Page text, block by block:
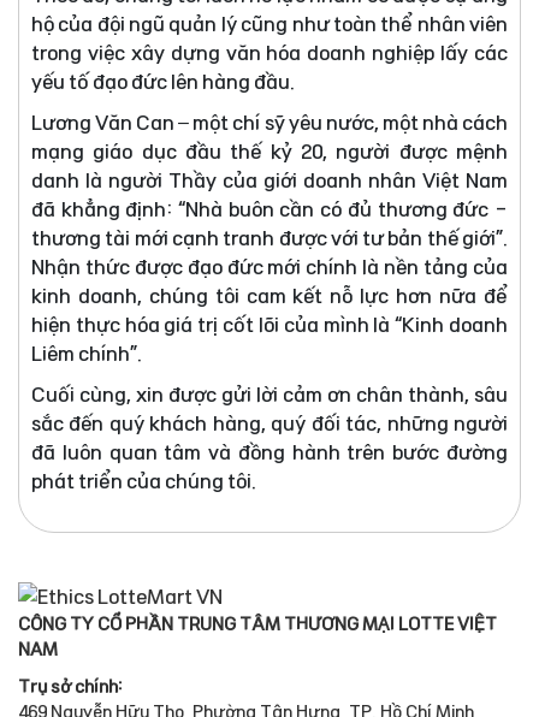
hộ của đội ngũ quản lý cũng như toàn thể nhân viên
trong việc xây dựng văn hóa doanh nghiệp lấy các
yếu tố đạo đức lên hàng đầu.
Lương Văn Can – một chí sỹ yêu nước, một nhà cách
mạng giáo dục đầu thế kỷ 20, người được mệnh
danh là người Thầy của giới doanh nhân Việt Nam
đã khẳng định: “Nhà buôn cần có đủ thương đức -
thương tài mới cạnh tranh được với tư bản thế giới”.
Nhận thức được đạo đức mới chính là nền tảng của
kinh doanh, chúng tôi cam kết nỗ lực hơn nữa để
hiện thực hóa giá trị cốt lõi của mình là “Kinh doanh
Liêm chính”.
Cuối cùng, xin được gửi lời cảm ơn chân thành, sâu
sắc đến quý khách hàng, quý đối tác, những người
đã luôn quan tâm và đồng hành trên bước đường
phát triển của chúng tôi.
CÔNG TY CỔ PHẦN TRUNG TÂM THƯƠNG MẠI LOTTE VIỆT
NAM
Trụ sở chính:
469 Nguyễn Hữu Thọ, Phường Tân Hưng, TP. Hồ Chí Minh